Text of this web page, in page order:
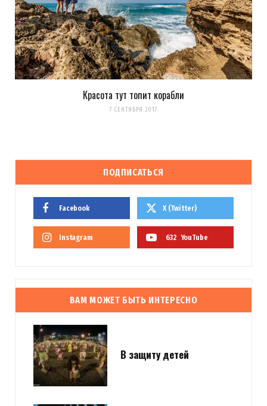
Красота тут топит корабли
7 СЕНТЯБРЯ 2017
ПОДПИСАТЬСЯ
Facebook X (Twitter)
Instagram 632 YouTube
ВАМ МОЖЕТ БЫТЬ ИНТЕРЕСНО
В защиту детей